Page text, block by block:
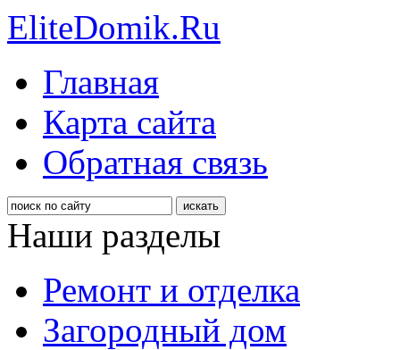
EliteDomik.Ru
Главная
Карта сайта
Обратная связь
Наши разделы
Ремонт и отделка
Загородный дом